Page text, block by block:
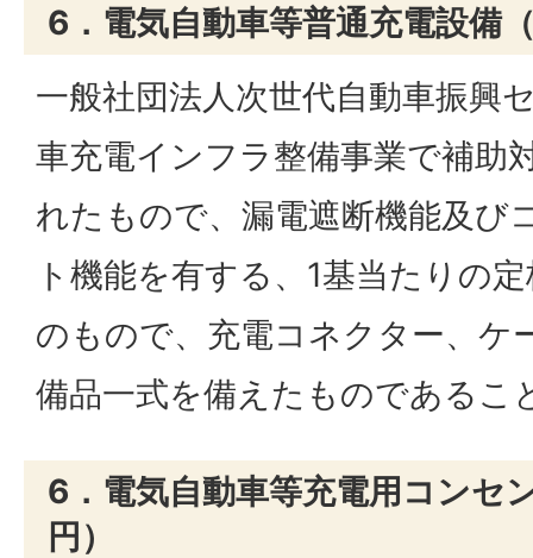
6．電気自動車等普通充電設備
一般社団法人次世代自動車振興
車充電インフラ整備事業で補助
れたもので、漏電遮断機能及び
ト機能を有する、1基当たりの
のもので、充電コネクター、ケ
備品一式を備えたものであるこ
6．電気自動車等充電用コンセ
円）